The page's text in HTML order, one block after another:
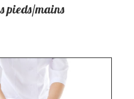
pieds/mains